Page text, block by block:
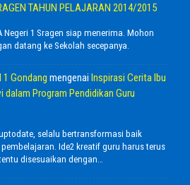
TAHUN PELAJARAN 2014/2015
Negeri 1 Sragen siap menerima. Mohon
datang ke Sekolah secepanya.
1 Gondang mengenai Inspirasi Cerita Ibu
dalam Program Pendidikan Guru
selalu bertransformasi baik
Ide2 kreatif guru harus terus
disesuaikan dengan…